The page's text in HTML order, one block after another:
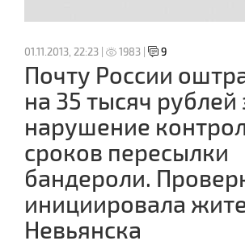
01.11.2013, 22:23 | 1983 | 9
Почту России
на 35 тысяч рублей
нарушение
сроков пересылки
бандероли.
инициировала
Невьянска